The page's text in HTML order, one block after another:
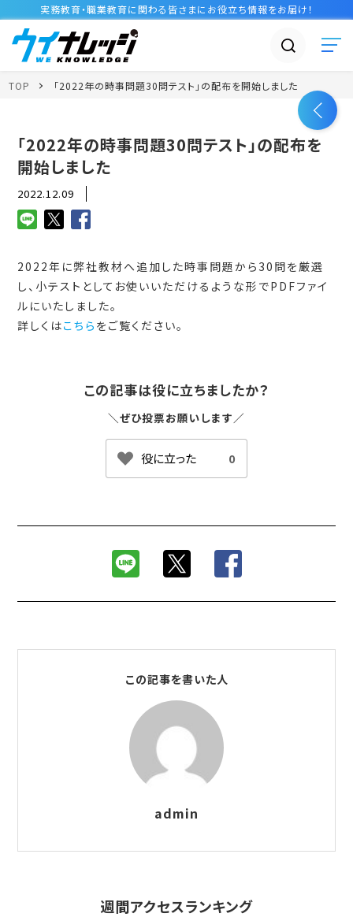
実務教育・職業教育に関わる皆さまに お役立ち情報をお届け！
TOP 「2022年の時事問題30問テスト」の配布を開始しました
「2022年の時事問題30問テスト」の配布を
開始しました
2022.12.09
2022年に弊社教材へ追加した時事問題から30問を厳選
し、小テストとしてお使いいただけるような形でPDFファイ
ルにいたしました。
詳しくはこちら をご覧ください。
この記事は役に立ちましたか？
＼ぜひ投票お願いします／
0
この記事を書いた人
admin
週間アクセスランキング